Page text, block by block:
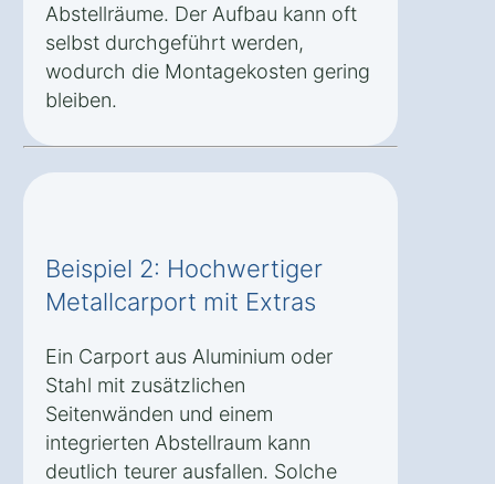
Abstellräume. Der Aufbau kann oft
selbst durchgeführt werden,
wodurch die Montagekosten gering
bleiben.
Beispiel 2: Hochwertiger
Metallcarport mit Extras
Ein Carport aus Aluminium oder
Stahl mit zusätzlichen
Seitenwänden und einem
integrierten Abstellraum kann
deutlich teurer ausfallen. Solche